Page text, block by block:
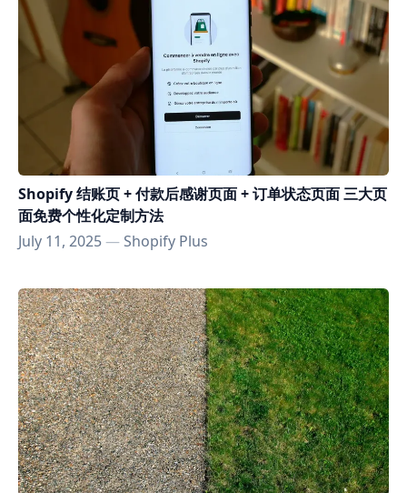
Shopify 结账页 + 付款后感谢页面 + 订单状态页面 三大页
面免费个性化定制方法
July 11, 2025—Shopify Plus